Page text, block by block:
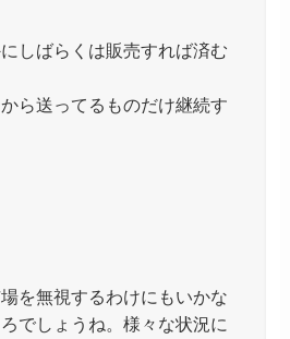
しばらくは販売すれば済む
ら送ってるものだけ継続す
を無視するわけにもいかな
でしょうね。様々な状況に